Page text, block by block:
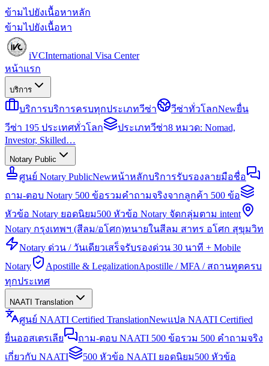
ข้ามไปยังเนื้อหาหลัก
ข้ามไปยังเนื้อหา
iVCInternational Visa Center
หน้าแรก
บริการ
บริการบริการครบทุกประเภทวีซ่า วีซ่าทั่วโลกNewยื่น
วีซ่า 195 ประเทศทั่วโลก
ประเภทวีซ่า8 หมวด: Nomad,
Investor, Skilled…
Notary Public
ศูนย์ Notary PublicNewหน้าหลักบริการรับรองลายมือชื่อ
ถาม-ตอบ Notary 500 ข้อรวมคำถามจริงจากลูกค้า 500 ข้อ
หัวข้อ Notary ยอดนิยม500 หัวข้อ Notary จัดกลุ่มตาม intent
Notary กรุงเทพฯ (สีลม/อโศก)ทนายในสีลม สาทร อโศก สุขุมวิท
Notary ด่วน / วันเดียวเสร็จรับรองด่วน 30 นาที + Mobile
Notary
Apostille & LegalizationApostille / MFA / สถานทูตครบ
ทุกประเทศ
NAATI Translation
ศูนย์ NAATI Certified TranslationNewแปล NAATI Certified
ยื่นออสเตรเลีย
ถาม-ตอบ NAATI 500 ข้อรวม 500 คำถามจริง
เกี่ยวกับ NAATI
500 หัวข้อ NAATI ยอดนิยม500 หัวข้อ